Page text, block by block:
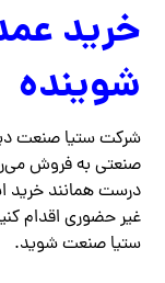
خرید
شوینده
شرکت ستیا صنعت
صنعتی به فروش
درست همانند
غیر حضوری اقدام
ستیا صنعت شوید.